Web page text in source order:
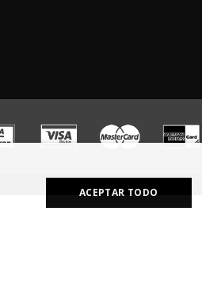
ACEPTAR TODO